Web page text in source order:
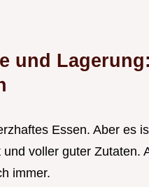
und
Essen. Aber es
voller guter Zutaten.
immer.